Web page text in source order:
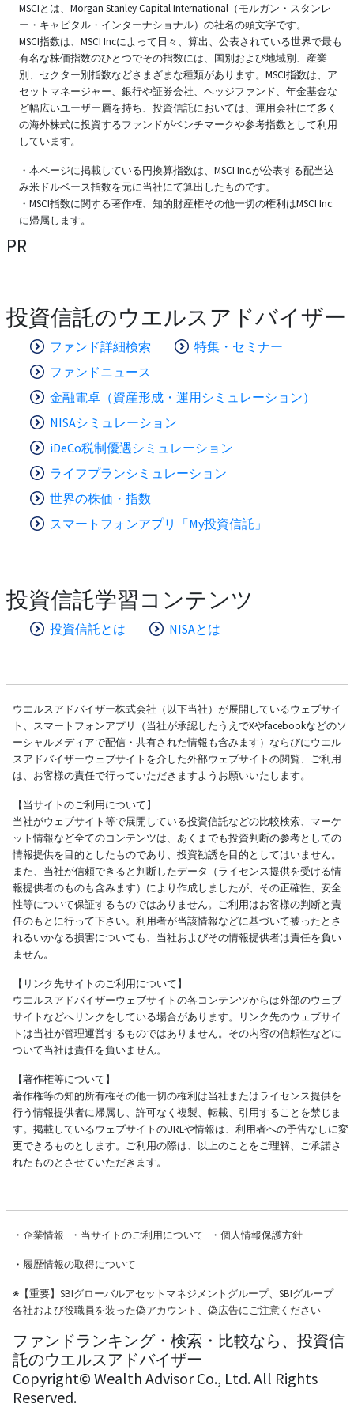
MSCIとは、Morgan Stanley Capital International（モルガン・スタンレ
ー・キャピタル・インターナショナル）の社名の頭文字です。
MSCI指数は、MSCI Incによって日々、算出、公表されている世界で最も
有名な株価指数のひとつでその指数には、国別および地域別、産業
別、セクター別指数などさまざまな種類があります。MSCI指数は、ア
セットマネージャー、銀行や証券会社、ヘッジファンド、年金基金な
ど幅広いユーザー層を持ち、投資信託においては、運用会社にて多く
の海外株式に投資するファンドがベンチマークや参考指数として利用
しています。
・本ページに掲載している円換算指数は、MSCI Inc.が公表する配当込
み米ドルベース指数を元に当社にて算出したものです。
・MSCI指数に関する著作権、知的財産権その他一切の権利はMSCI Inc.
に帰属します。
PR
投資信託のウエルスアドバイザー
ファンド詳細検索
特集・セミナー
ファンドニュース
金融電卓（資産形成・運用シミュレーション）
NISAシミュレーション
iDeCo税制優遇シミュレーション
ライフプランシミュレーション
世界の株価・指数
スマートフォンアプリ「My投資信託」
投資信託学習コンテンツ
投資信託とは NISAとは
ウエルスアドバイザー株式会社（以下当社）が展開しているウェブサイ
ト、スマートフォンアプリ（当社が承認したうえでXやfacebookなどのソ
ーシャルメディアで配信・共有された情報も含みます）ならびにウエル
スアドバイザーウェブサイトを介した外部ウェブサイトの閲覧、ご利用
は、お客様の責任で行っていただきますようお願いいたします。
【当サイトのご利用について】
当社がウェブサイト等で展開している投資信託などの比較検索、マーケ
ット情報など全てのコンテンツは、あくまでも投資判断の参考としての
情報提供を目的としたものであり、投資勧誘を目的としてはいません。
また、当社が信頼できると判断したデータ（ライセンス提供を受ける情
報提供者のものも含みます）により作成しましたが、その正確性、安全
性等について保証するものではありません。ご利用はお客様の判断と責
任のもとに行って下さい。利用者が当該情報などに基づいて被ったとさ
れるいかなる損害についても、当社およびその情報提供者は責任を負い
ません。
【リンク先サイトのご利用について】
ウエルスアドバイザーウェブサイトの各コンテンツからは外部のウェブ
サイトなどへリンクをしている場合があります。リンク先のウェブサイ
トは当社が管理運営するものではありません。その内容の信頼性などに
ついて当社は責任を負いません。
【著作権等について】
著作権等の知的所有権その他一切の権利は当社またはライセンス提供を
行う情報提供者に帰属し、許可なく複製、転載、引用することを禁じま
す。掲載しているウェブサイトのURLや情報は、利用者への予告なしに変
更できるものとします。ご利用の際は、以上のことをご理解、ご承諾さ
れたものとさせていただきます。
・ 企業情報 ・ 当サイトのご利用について ・ 個人情報保護方針
・ 履歴情報の取得について
※【重要】SBIグローバルアセットマネジメントグループ、SBIグループ
各社および役職員を装った偽アカウント、偽広告にご注意ください
ファンドランキング・検索・比較なら、投資信
託のウエルスアドバイザー
Copyright© Wealth Advisor Co., Ltd. All Rights
Reserved.